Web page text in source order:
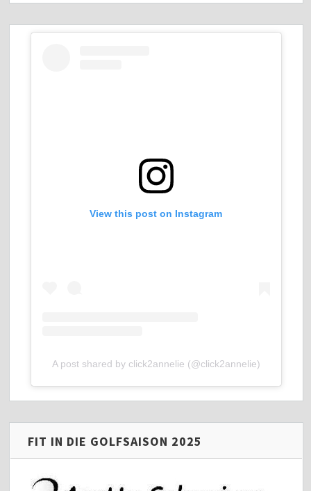
View this post on Instagram
A post shared by click2annelie (@click2annelie)
FIT IN DIE GOLFSAISON 2025